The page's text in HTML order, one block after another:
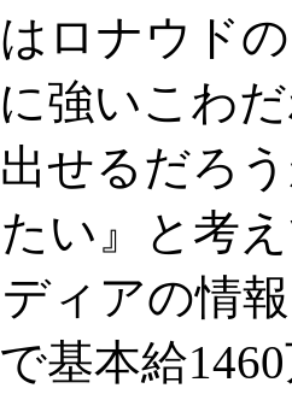
ロナウド
強いこわ
せるだろ
たい』と
ディアの情
基本給